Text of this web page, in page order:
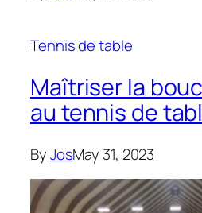
Tennis de table
Maîtriser la
au tennis de
ByJosMay 31, 2023